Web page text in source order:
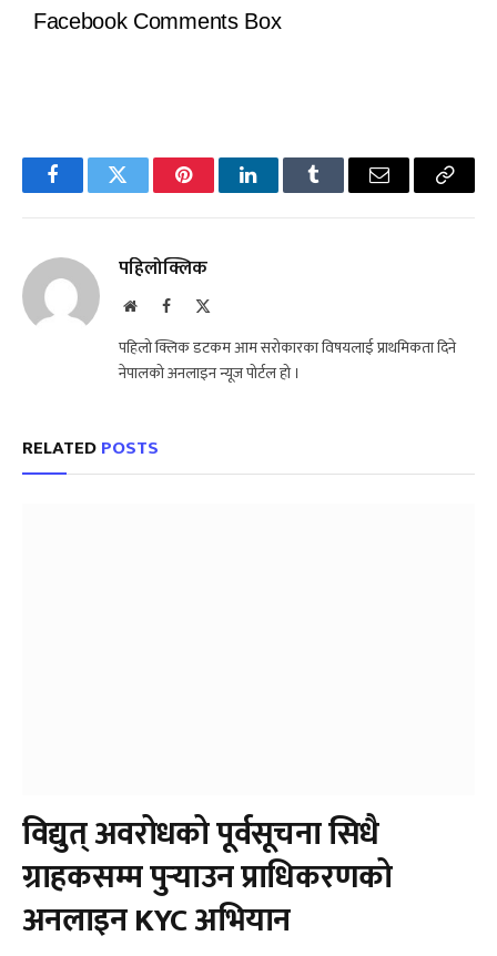
Facebook Comments Box
FacebookTwitter PinterestLinkedInTumblr Email
Copy
पहिलोक्लिक
WebsiteFacebook
पहिलो क्लिक डटकम आम सरोकारका विषयलाई प्राथमिकता दिने
नेपालको अनलाइन न्यूज पोर्टल हो ।
RELATEDPOSTS
विद्युत् अवरोधको पूर्वसूचना सिधै
ग्राहकसम्म पुर्‍याउन प्राधिकरणको
अनलाइन KYC अभियान